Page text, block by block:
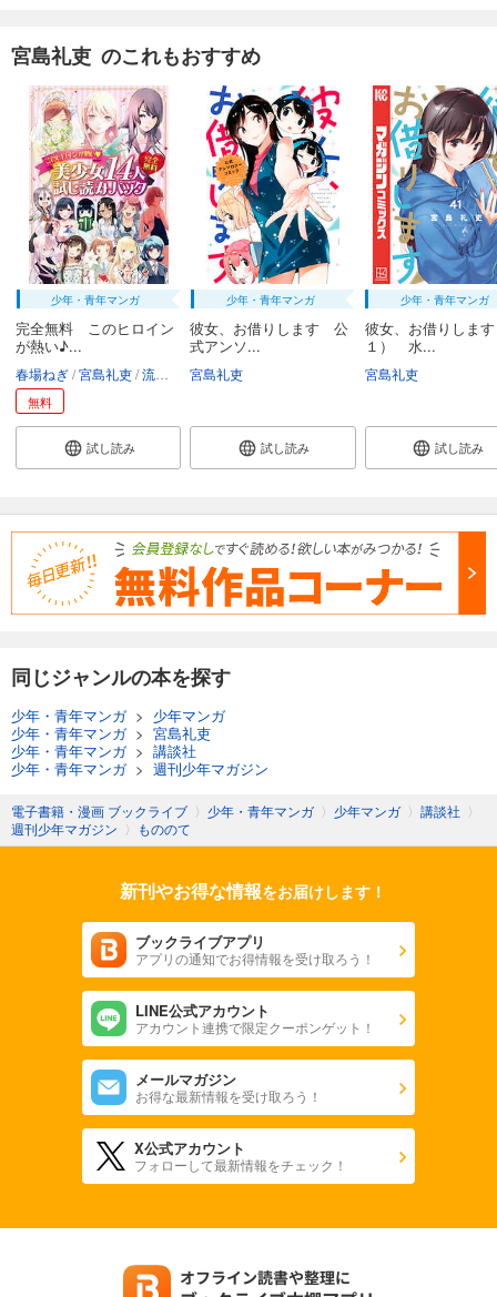
宮島礼吏 のこれもおすすめ
少年・青年マンガ
完全無料 このヒロイン
が熱い♪...
春場ねぎ 宮島礼吏 流石景 金田陽介 ナナシ 英貴
無料
試し読み
少年・青年マンガ
彼女、お借りします 公
式アンソ...
宮島礼吏
試し読み
少年・青年マンガ
彼女、お借りしま
１） 水...
宮島礼吏
試し読み
同じジャンルの本を探す
少年・青年マンガ> 少年マンガ
少年・青年マンガ> 宮島礼吏
少年・青年マンガ> 講談社
少年・青年マンガ> 週刊少年マガジン
電子書籍・漫画 ブックライブ 〉 少年・青年マンガ 〉 少年マンガ 〉 講談社 〉
週刊少年マガジン 〉 もののて
新刊やお得な情報をお届けします！
ブックライブアプリ
アプリの通知でお得情報を受け取ろう！
LINE公式アカウント
アカウント連携で限定クーポンゲット！
メールマガジン
お得な最新情報を受け取ろう！
X公式アカウント
フォローして最新情報をチェック！